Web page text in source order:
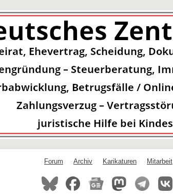
Forum Archiv Karikaturen Mitarbeit